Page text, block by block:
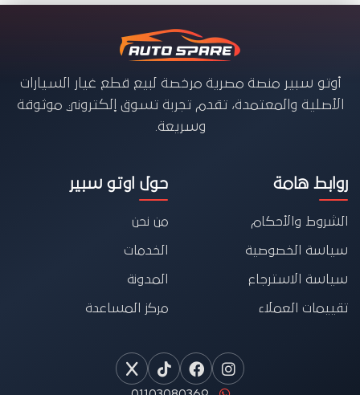
أوتو سبير منصة مصرية مرخصة لبيع قطع غيار السيارات
الأصلية والمعتمدة، تقدم تجربة تسوق إلكتروني موثوقة
وسريعة.
روابط هامة
الشروط والأحكام
سياسة الخصوصية
سياسة الاسترجاع
تقييمات العملاء
حول اوتو سبير
من نحن
الخدمات
المدونة
مركز المساعدة